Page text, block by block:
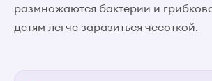
размножаются бактерии и
детям легче заразиться чесоткой.